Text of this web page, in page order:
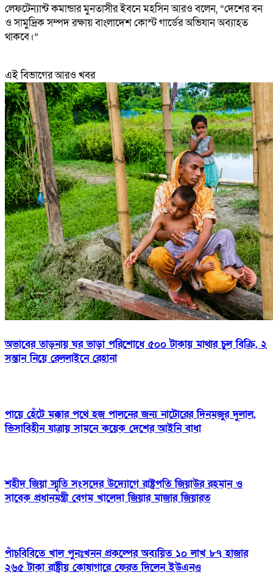
লেফটেন্যান্ট কমান্ডার মুনতাসীর ইবনে মহসিন আরও বলেন, “দেশের বন
ও সামুদ্রিক সম্পদ রক্ষায় বাংলাদেশ কোস্ট গার্ডের অভিযান অব্যাহত
থাকবে।”
এই বিভাগের আরও খবর
অভাবের তাড়নায় ঘর ভাড়া পরিশোধে ৫০০ টাকায় মাথার চুল বিক্রি, ২
সন্তান নিয়ে রেললাইনে রেহানা
পায়ে হেঁটে মক্কার পথে হজ পালনের জন্য নাটোরের দিনমজুর দুলাল,
ভিসাবিহীন যাত্রায় সামনে কয়েক দেশের আইনি বাধা
শহীদ জিয়া স্মৃতি সংসদের উদ্যোগে রাষ্ট্রপতি জিয়াউর রহমান ও
সাবেক প্রধানমন্ত্রী বেগম খালেদা জিয়ার মাজার জিয়ারত
পাঁচবিবিতে খাল পুনঃখনন প্রকল্পের অব্যয়িত ১০ লাখ ৮৭ হাজার
২৬৫ টাকা রাষ্ট্রীয় কোষাগারে ফেরত দিলেন ইউএনও